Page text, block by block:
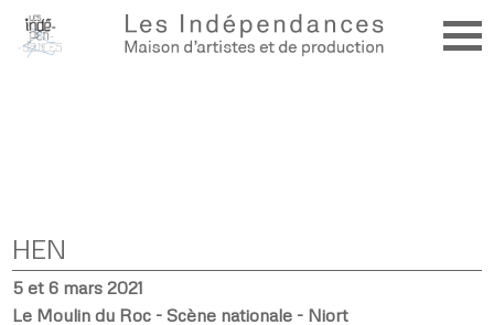
HEN
5 et 6 mars 2021
Le Moulin du Roc - Scène nationale - Niort